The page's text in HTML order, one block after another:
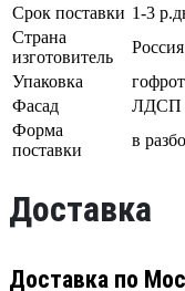
Срок поставки 1-3
Страна
изготовитель
Россия
Упаковка
Фасад
ЛДСП
Форма
поставки
в
Доставка
Доставка по